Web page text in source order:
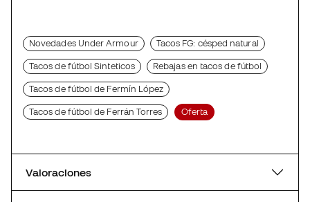
Novedades Under Armour Tacos FG: césped natural
Tacos de fútbol Sinteticos Rebajas en tacos de fútbol
Tacos de fútbol de Fermín López
Tacos de fútbol de Ferrán Torres Oferta
Valoraciones